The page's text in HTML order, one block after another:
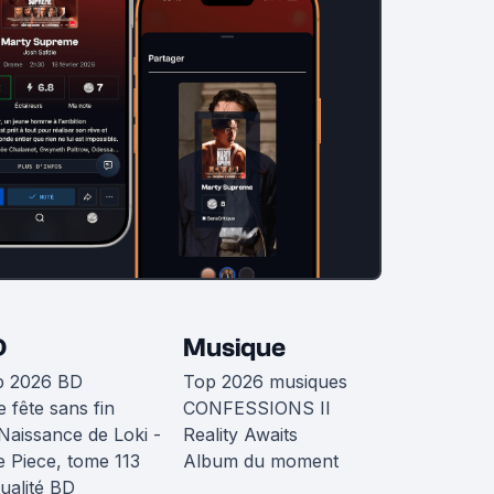
2026 BD
fête sans fin
de Loki -
Piece, tome 113
BD
Musique
Top 2026 musiques
CONFESSIONS II
Reality Awaits
Album du moment